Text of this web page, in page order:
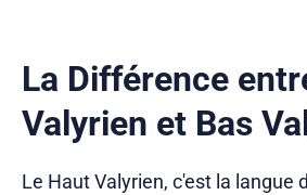
La Différence
Valyrien et Bas
Le Haut Valyrien, c'est la langue